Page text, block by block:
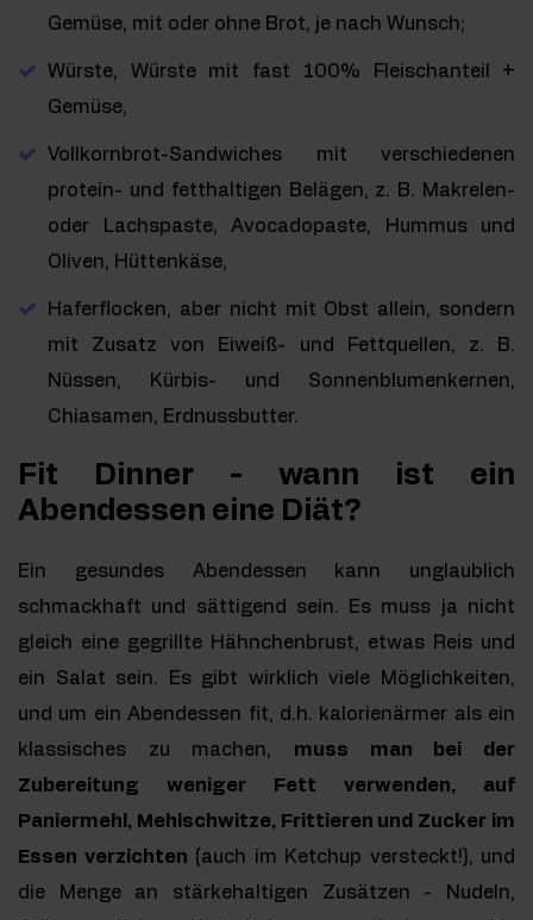
Gemüse, mit oder ohne Brot, je nach Wunsch;
Würste, Würste mit fast 100% Fleischanteil +
Gemüse,
Vollkornbrot-Sandwiches mit verschiedenen
protein- und fetthaltigen Belägen, z. B. Makrelen-
oder Lachspaste, Avocadopaste, Hummus und
Oliven, Hüttenkäse,
Haferflocken, aber nicht mit Obst allein, sondern
mit Zusatz von Eiweiß- und Fettquellen, z. B.
Nüssen, Kürbis- und Sonnenblumenkernen,
Chiasamen, Erdnussbutter.
Fit Dinner - wann ist ein
Abendessen eine Diät?
Ein gesundes Abendessen kann unglaublich
schmackhaft und sättigend sein. Es muss ja nicht
gleich eine gegrillte Hähnchenbrust, etwas Reis und
ein Salat sein. Es gibt wirklich viele Möglichkeiten,
und um ein Abendessen fit, d.h. kalorienärmer als ein
klassisches zu machen, muss man bei der
Zubereitung weniger Fett verwenden, auf
Paniermehl, Mehlschwitze, Frittieren und Zucker im
Essen verzichten (auch im Ketchup versteckt!), und
die Menge an stärkehaltigen Zusätzen - Nudeln,